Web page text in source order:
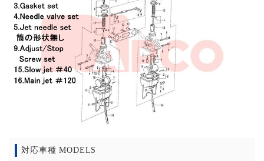
対応車種 MODELS